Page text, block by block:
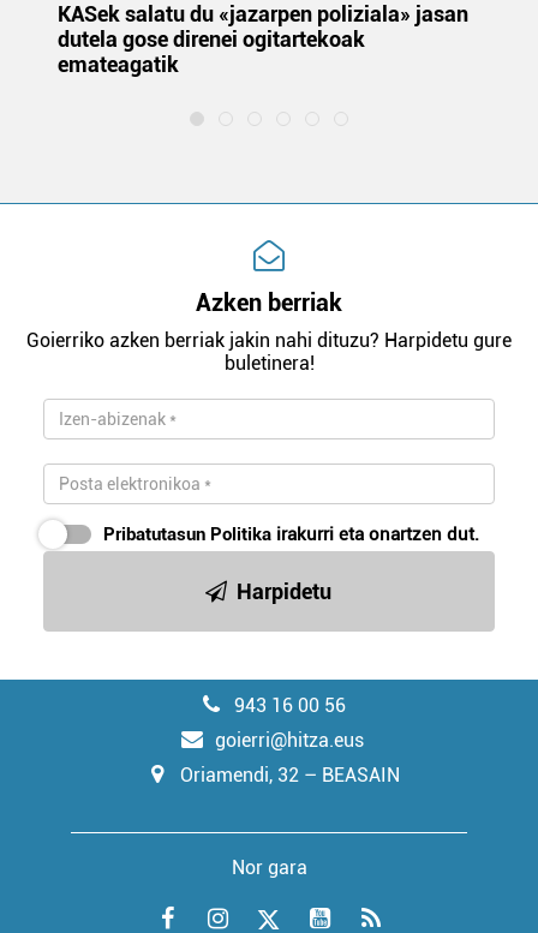
KASek salatu du «jazarpen poliziala» jasan
dutela gose direnei ogitartekoak
emateagatik
Azken berriak
Goierriko azken berriak jakin nahi dituzu? Harpidetu gure
buletinera!
Pribatutasun Politika irakurri eta onartzen dut.
Harpidetu
943 16 00 56
goierri@hitza.eus
Oriamendi, 32 – BEASAIN
Nor gara